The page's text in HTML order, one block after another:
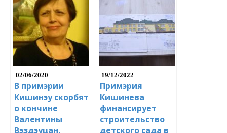
02/06/2020
В примэрии
Кишинэу скорбят
о кончине
Валентины
Вэздэуцан,
19/12/2022
Примэрия
Кишинева
финансирует
строительство
детского сада в